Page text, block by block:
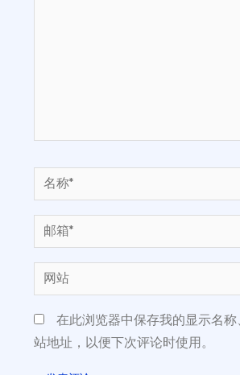
在此浏览器中保存我的显示名称
站地址，以便下次评论时使用。